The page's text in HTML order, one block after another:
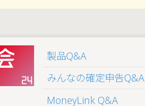
製品Q&A
みんなの確定申告Q&A
MoneyLink Q&A